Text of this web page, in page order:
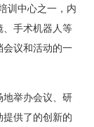
训中心之一，内
手术机器人等
议和活动的一
地举办会议、研
供了的创新的